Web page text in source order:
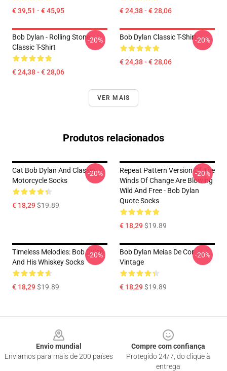
€ 39,51 - € 45,95 € 24,38 - € 28,06
Bob Dylan - Rolling Stone
Classic T-Shirt
€ 24,38 - € 28,06
-20% Bob Dylan Classic T-Shirt
€ 24,38 - € 28,06
-20%
VER MAIS
Produtos relacionados
Cat Bob Dylan And Classic
Motorcycle Socks
€ 18,29$19.89
-20%
Repeat Pattern Version Of The
Winds Of Change Are Blowing
Wild And Free - Bob Dylan
Quote Socks
€ 18,29$19.89
-20%
Timeless Melodies: Bob Dylan
And His Whiskey Socks
€ 18,29$19.89
-20%
Bob Dylan Meias De Cor
Vintage
€ 18,29$19.89
-20%
Envio mundial
Enviamos para mais de 200 países
Compre com confiança
Protegido 24/7, do clique à
entrega